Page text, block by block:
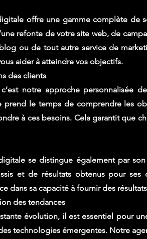
offre une gamme complète de
refonte de votre site web, de
ou de tout autre service de
aider à atteindre vos objectifs.
des clients
notre approche personnalisée
prend le temps de comprendre les
à ces besoins. Cela garantit que
se distingue également par
et de résultats obtenus pour ses
dans sa capacité à fournir des
des tendances
évolution, il est essentiel pour
technologies émergentes. Notre